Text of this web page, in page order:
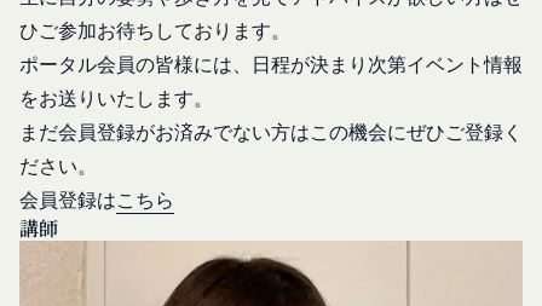
ひご参加お待ちしております。
ポータル会員の皆様には、日程が決まり次第イベント情報
をお送りいたします。
まだ会員登録がお済みでない方はこの機会にぜひご登録く
ださい。
会員登録はこちら
講師
当社は、お客様情報への不正なアクセスや漏洩等を
防ぐため、セキュリティーの維持に努めます。ま
た、当社は、当社の通常の事業運営に照らして当社
が不要と判断した場合、お客様から取得したお客様
情報を安全かつ合理的な方法で消去します。
第三者への提供等
当社は、以下の場合、お客様情報を第三者と共有す
供した相手方を「提供先」といいます。）
お客様の同意を得た場合
った場合、会員は本規約の変更に同意したものとみ
なします。
当社が提供する本サービス以外のサービス又は提携
パートナーが提供するサービスについては、各サー
ビスに定められる利用規約等に従ってご利用くださ
い。
本契約において使用される以下の各用語は各々以下
に定める意味を有します。
第3条（提供されるサービス）
当社が提供する本サービスは、次の各号に掲げるサ